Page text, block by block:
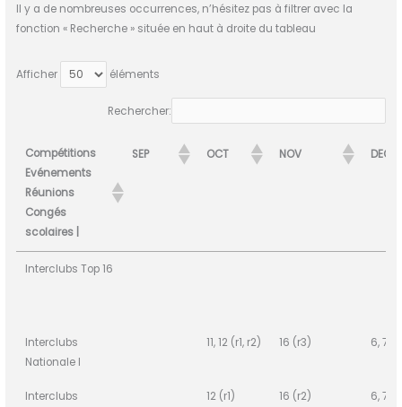
Il y a de nombreuses occurrences, n’hésitez pas à filtrer avec la
fonction « Recherche » située en haut à droite du tableau
Afficher éléments
Rechercher:
Compétitions
Evénements
Réunions
Congés
scolaires |
SEP OCT NOV DEC
Compétitions
scolaires |
Interclubs Top 16
Interclubs
Nationale I
11, 12 (r1, r2) 16 (r3) 6, 7
Interclubs
12 (r1) 16 (r2) 6, 7